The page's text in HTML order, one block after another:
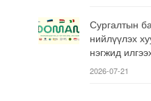
Сургалтын
нийлүүлэх
нэгжид
2026-07-21